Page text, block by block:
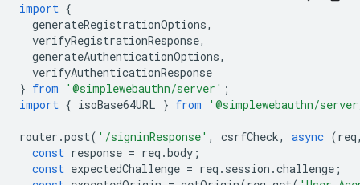
import {
generateRegistrationOptions,
verifyRegistrationResponse,
generateAuthenticationOptions,
verifyAuthenticationResponse
} from '@simplewebauthn/server' ;
import { isoBase64URL } from '@simplewebauthn/
router .post( '/signinResponse' , csrfCheck, async (req
const response = req .body ;
const expectedChallenge = req . session .challenge ;